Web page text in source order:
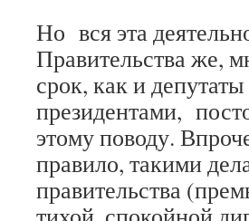
Но вся эта
Правительства же,
срок, как и
президентами,
этому поводу.
правило, такими
правительства